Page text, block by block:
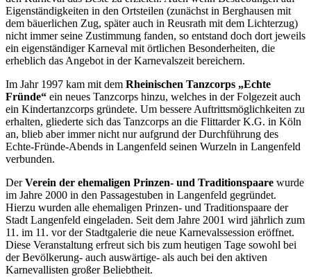
Eigenständigkeiten in den Ortsteilen (zunächst in Berghausen mit
dem bäuerlichen Zug, später auch in Reusrath mit dem Lichterzug)
nicht immer seine Zustimmung fanden, so entstand doch dort jeweils
ein eigenständiger Karneval mit örtlichen Besonderheiten, die
erheblich das Angebot in der Karnevalszeit bereichern.
Im Jahr 1997 kam mit dem Rheinischen Tanzcorps „Echte
Fründe“ ein neues Tanzcorps hinzu, welches in der Folgezeit auch
ein Kindertanzcorps gründete. Um bessere Auftrittsmöglichkeiten zu
erhalten, gliederte sich das Tanzcorps an die Flittarder K.G. in Köln
an, blieb aber immer nicht nur aufgrund der Durchführung des
Echte-Fründe-Abends in Langenfeld seinen Wurzeln in Langenfeld
verbunden.
DerVerein der ehemaligen Prinzen- und Traditionspaare wurde
im Jahre 2000 in den Passagestuben in Langenfeld gegründet.
Hierzu wurden alle ehemaligen Prinzen- und Traditionspaare der
Stadt Langenfeld eingeladen. Seit dem Jahre 2001 wird jährlich zum
11. im 11. vor der Stadtgalerie die neue Karnevalssession eröffnet.
Diese Veranstaltung erfreut sich bis zum heutigen Tage sowohl bei
der Bevölkerung- auch auswärtige- als auch bei den aktiven
Karnevallisten großer Beliebtheit.